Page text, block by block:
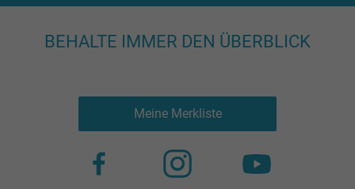
BEHALTE IMMER DEN ÜBERBLICK
Meine Merkliste